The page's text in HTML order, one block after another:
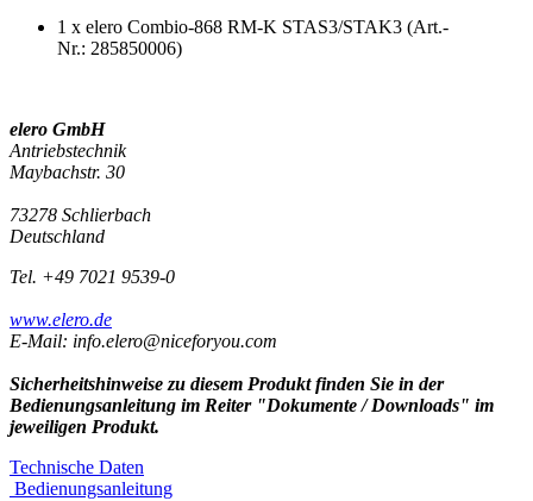
1 x elero Combio-868 RM-K STAS3/STAK3 (Art.-
Nr.: 285850006)
elero GmbH
Antriebstechnik
Maybachstr. 30
73278 Schlierbach
Deutschland
Tel. +49 7021 9539-0
www.elero.de
E-Mail: info.elero@niceforyou.com
Sicherheitshinweise zu diesem Produkt finden Sie in der
Bedienungsanleitung im Reiter "Dokumente / Downloads" im
jeweiligen Produkt.
Technische Daten
Bedienungsanleitung